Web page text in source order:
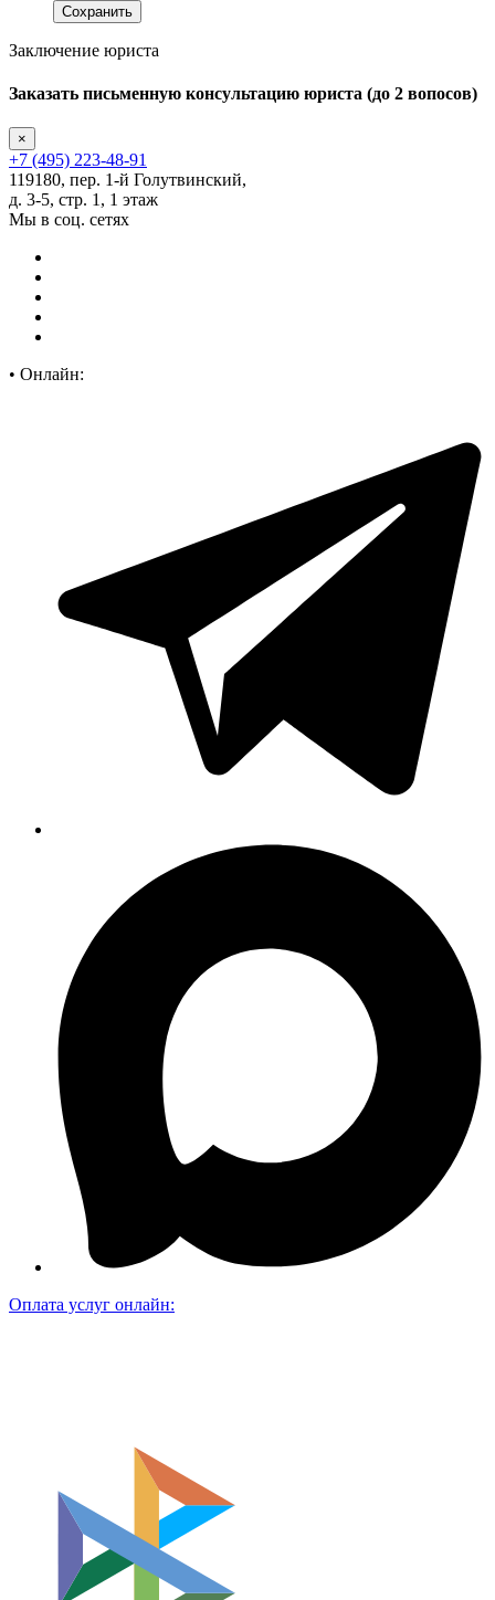
Заключение юриста
Заказать письменную консультацию юриста (до 2 вопосов)
×
+7 (495) 223-48-91
119180, пер. 1-й Голутвинский,
д. 3-5, стр. 1, 1 этаж
Мы в соц. сетях
• Онлайн:
Оплата услуг онлайн: